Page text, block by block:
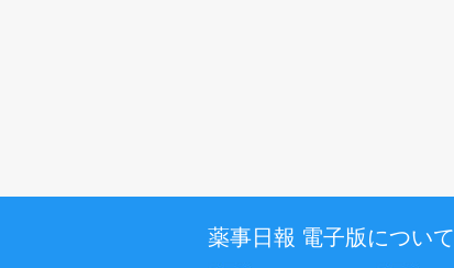
薬事日報 電子版について